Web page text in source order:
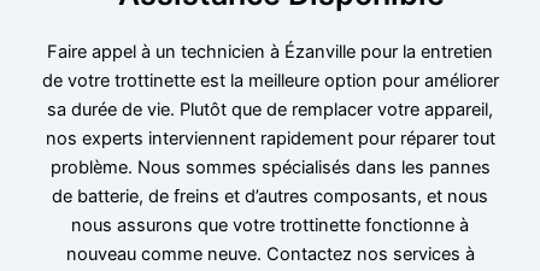
Faire appel à un technicien à Ézanville pour la entretien
de votre trottinette est la meilleure option pour améliorer
sa durée de vie. Plutôt que de remplacer votre appareil,
nos experts interviennent rapidement pour réparer tout
problème. Nous sommes spécialisés dans les pannes
de batterie, de freins et d’autres composants, et nous
nous assurons que votre trottinette fonctionne à
nouveau comme neuve. Contactez nos services à